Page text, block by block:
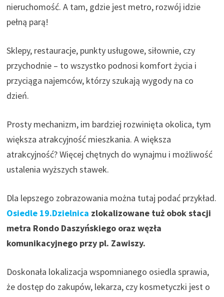
nieruchomość. A tam, gdzie jest metro, rozwój idzie
pełną parą!
Sklepy, restauracje, punkty usługowe, siłownie, czy
przychodnie – to wszystko podnosi komfort życia i
przyciąga najemców, którzy szukają wygody na co
dzień.
Prosty mechanizm, im bardziej rozwinięta okolica, tym
większa atrakcyjność mieszkania. A większa
atrakcyjność? Więcej chętnych do wynajmu i możliwość
ustalenia wyższych stawek.
Dla lepszego zobrazowania można tutaj podać przykład.
Osiedle 19.Dzielnica zlokalizowane tuż obok stacji
metra Rondo Daszyńskiego oraz węzła
komunikacyjnego przy pl. Zawiszy.
Doskonała lokalizacja wspomnianego osiedla sprawia,
że dostęp do zakupów, lekarza, czy kosmetyczki jest o